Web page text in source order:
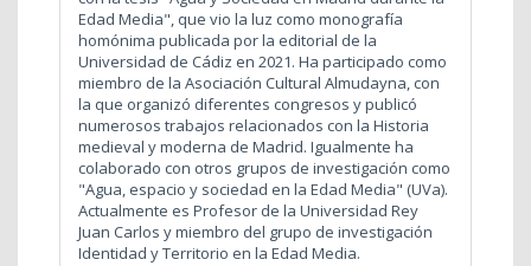
Edad Media", que vio la luz como monografía
homónima publicada por la editorial de la
Universidad de Cádiz en 2021. Ha participado como
miembro de la Asociación Cultural Almudayna, con
la que organizó diferentes congresos y publicó
numerosos trabajos relacionados con la Historia
medieval y moderna de Madrid. Igualmente ha
colaborado con otros grupos de investigación como
"Agua, espacio y sociedad en la Edad Media" (UVa).
Actualmente es Profesor de la Universidad Rey
Juan Carlos y miembro del grupo de investigación
Identidad y Territorio en la Edad Media.